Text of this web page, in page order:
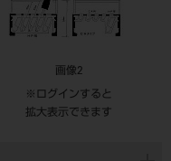
画像2
※ログインすると
拡大表示できます